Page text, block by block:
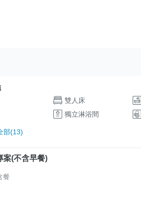
雙人床
獨立淋浴間
部(13)
案(不含早餐)
餐